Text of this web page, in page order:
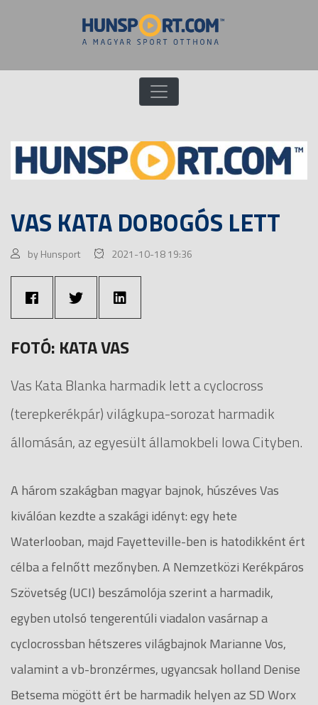
VAS KATA DOBOGÓS LETT
by Hunsport 2021-10-18 19:36
FOTÓ: KATA VAS
Vas Kata Blanka harmadik lett a cyclocross
(terepkerékpár) világkupa-sorozat harmadik
állomásán, az egyesült államokbeli Iowa Cityben.
A három szakágban magyar bajnok, húszéves Vas
kiválóan kezdte a szakági idényt: egy hete
Waterlooban, majd Fayetteville-ben is hatodikként ért
célba a felnőtt mezőnyben. A Nemzetközi Kerékpáros
Szövetség (UCI) beszámolója szerint a harmadik,
egyben utolsó tengerentúli viadalon vasárnap a
cyclocrossban hétszeres világbajnok Marianne Vos,
valamint a vb-bronzérmes, ugyancsak holland Denise
Betsema mögött ért be harmadik helyen az SD Worx